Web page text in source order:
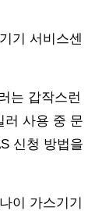
기 서비스센
는 갑작스런
러 사용 중 문
신청 방법을
이 가스기기